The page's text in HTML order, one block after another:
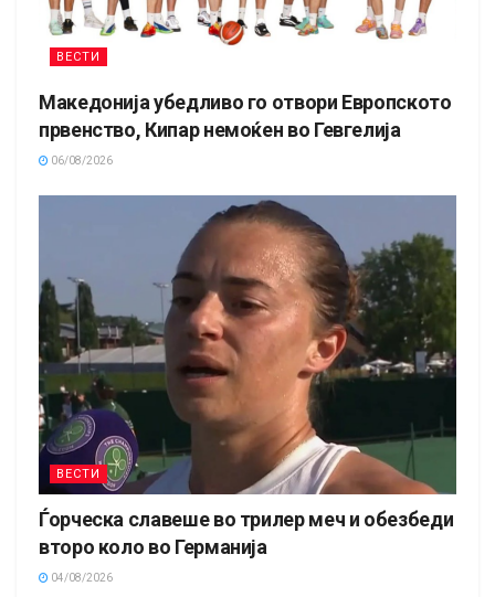
ВЕСТИ
Македонија убедливо го отвори Европското
првенство, Кипар немоќен во Гевгелија
06/08/2026
ВЕСТИ
Ѓорческа славеше во трилер меч и обезбеди
второ коло во Германија
04/08/2026